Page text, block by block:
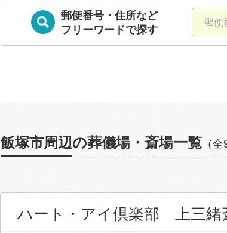
郵便番号・住所など
フリーワードで探す
飯塚市周辺の葬儀場・斎場一覧 （
ハート・アイ倶楽部 上三緒